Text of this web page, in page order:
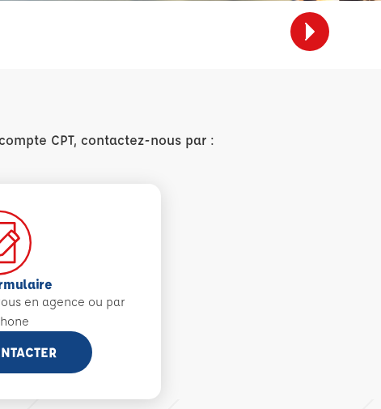
CPT, contactez-nous par :
en agence ou par